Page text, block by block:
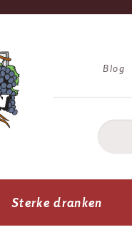
Blog
Sterke dranken